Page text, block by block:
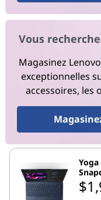
Vous
Magasinez
exceptionnelles
accessoires, les